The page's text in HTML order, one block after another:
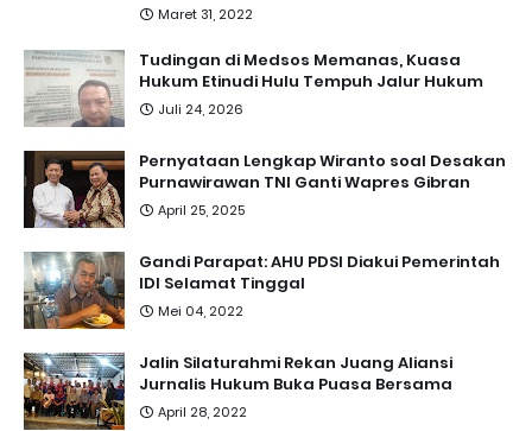
Maret 31, 2022
Tudingan di Medsos Memanas, Kuasa
Hukum Etinudi Hulu Tempuh Jalur Hukum
Juli 24, 2026
Pernyataan Lengkap Wiranto soal Desakan
Purnawirawan TNI Ganti Wapres Gibran
April 25, 2025
Gandi Parapat: AHU PDSI Diakui Pemerintah
IDI Selamat Tinggal
Mei 04, 2022
Jalin Silaturahmi Rekan Juang Aliansi
Jurnalis Hukum Buka Puasa Bersama
April 28, 2022